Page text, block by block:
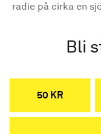
radie på cirka en
Bli
50 KR